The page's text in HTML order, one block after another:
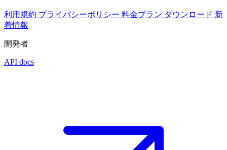
利用規約 プライバシーポリシー 料金プラン ダウンロード 新
着情報
開発者
API docs